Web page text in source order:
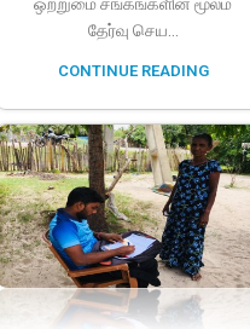
ஒற்றுமை சங்கங்களின் மூலம்
தேர்வு செய...
CONTINUE READING